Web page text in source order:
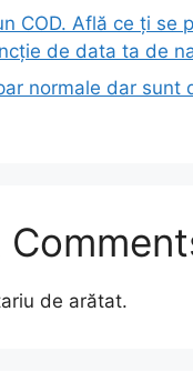
COD. Află ce ți se
de data ta de
normale dar sunt
de arătat.